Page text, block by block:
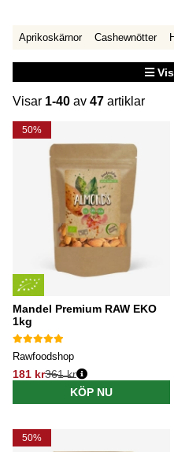
Aprikoskärnor Cashewnötter
Visar 1-40 av 47 artiklar
Produkter
50%
Mandel Premium RAW EKO
1kg
Rawfoodshop
181 kr
Ordinarie pris:
361 kr
KÖP NU
50%